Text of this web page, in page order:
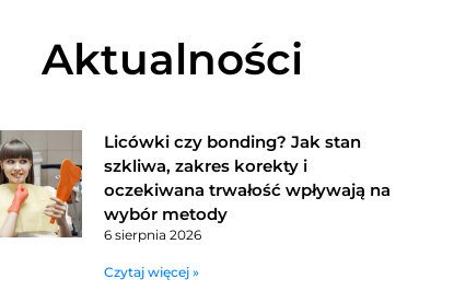
Aktualności
Licówki czy bonding? Jak stan
szkliwa, zakres korekty i
oczekiwana trwałość wpływają na
wybór metody
6 sierpnia 2026
Czytaj więcej »